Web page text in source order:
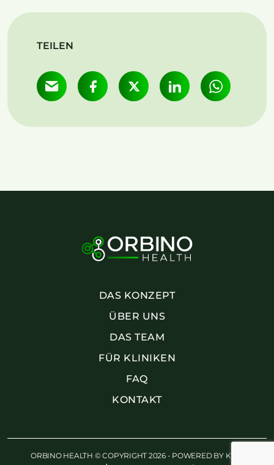
TEILEN
DAS KONZEPT
ÜBER UNS
DAS TEAM
FÜR KLINIKEN
FAQ
KONTAKT
ORBINO HEALTH © COPYRIGHT 2026 - POWERED BY KWE